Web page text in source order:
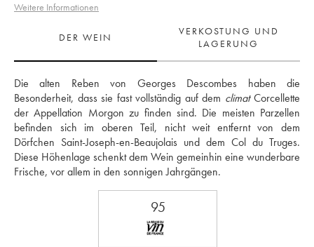
Weitere Informationen
DER WEIN
VERKOSTUNG UND
LAGERUNG
Die alten Reben von Georges Descombes haben die
Besonderheit, dass sie fast vollständig auf dem climat Corcellette
der Appellation Morgon zu finden sind. Die meisten Parzellen
befinden sich im oberen Teil, nicht weit entfernt von dem
Dörfchen Saint-Joseph-en-Beaujolais und dem Col du Truges.
Diese Höhenlage schenkt dem Wein gemeinhin eine wunderbare
Frische, vor allem in den sonnigen Jahrgängen.
95